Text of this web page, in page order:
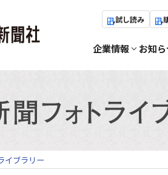
試し読み
企業情報 お知
イブラリー